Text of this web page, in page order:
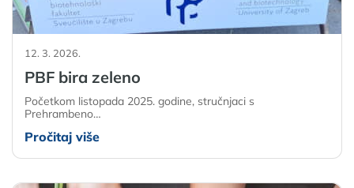
12. 3. 2026.
PBF bira zeleno
Početkom listopada 2025. godine, stručnjaci s
Prehrambeno…
Pročitaj više